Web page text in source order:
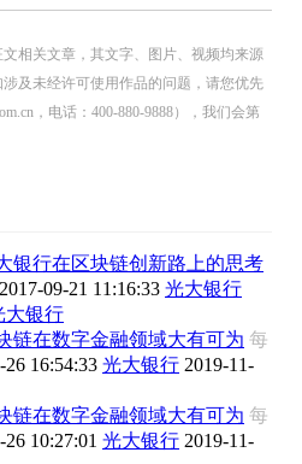
相关文章，其文字、图片、视频均来源
及未经许可使用作品的问题，请您优先
，电话：400-880-9888），我们会第
银行在区块链创新路上的思考
2017-09-21 11:16:33 光大银行
大银行
链在数字金融领域大有可为 每
26 16:54:33 光大银行 2019-11-
链在数字金融领域大有可为 每
26 10:27:01 光大银行 2019-11-